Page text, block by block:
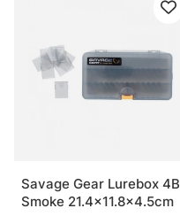
Savage Gear Lurebox 4B
Smoke 21.4x11.8x4.5cm